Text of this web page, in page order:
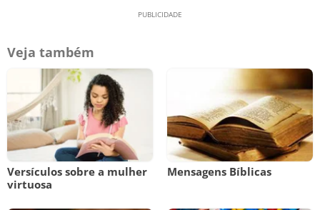
Veja também
Versículos sobre a mulher
virtuosa
Mensagens Bíblicas